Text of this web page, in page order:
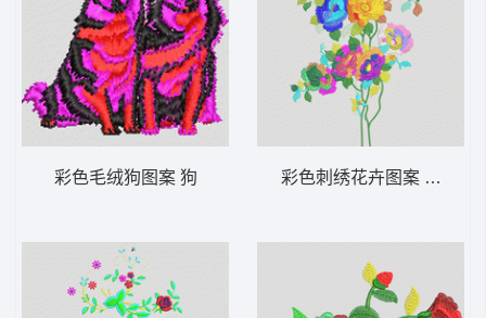
彩色毛绒狗图案 狗 彩色刺绣花卉图案 靓花